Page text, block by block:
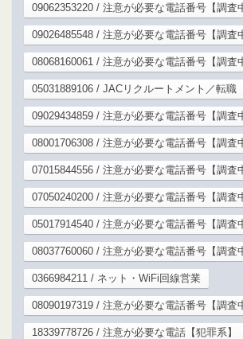
09062353220 / 注意が必要な電話番号【調査
09026485548 / 注意が必要な電話番号【調査
08068160061 / 注意が必要な電話番号【調査
05031889106 / JACリクルートメント／転職
09029434859 / 注意が必要な電話番号【調査
08001706308 / 注意が必要な電話番号【調査
07015844556 / 注意が必要な電話番号【調査
07050240200 / 注意が必要な電話番号【調査
05017914540 / 注意が必要な電話番号【調査
08037760060 / 注意が必要な電話番号【調査
0366984211 / ネット・WiFi回線営業
08090197319 / 注意が必要な電話番号【調査
18339778726 / 注意が必要な電話【犯罪系】